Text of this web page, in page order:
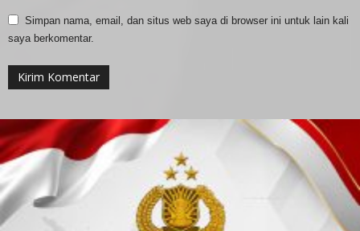
Simpan nama, email, dan situs web saya di browser ini untuk lain kali
saya berkomentar.